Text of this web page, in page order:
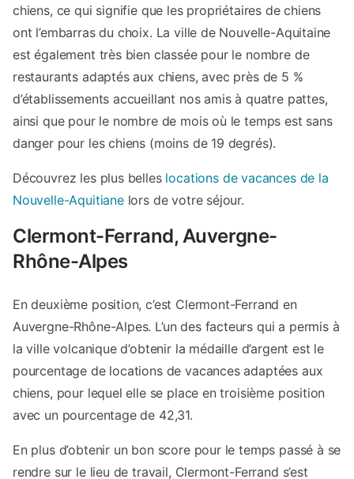
chiens, ce qui signifie que les propriétaires de chiens
ont l’embarras du choix. La ville de Nouvelle-Aquitaine
est également très bien classée pour le nombre de
restaurants adaptés aux chiens, avec près de 5 %
d’établissements accueillant nos amis à quatre pattes,
ainsi que pour le nombre de mois où le temps est sans
danger pour les chiens (moins de 19 degrés).
Découvrez les plus belles locations de vacances de la
Nouvelle-Aquitianelors de votre séjour.
Clermont-Ferrand, Auvergne-
Rhône-Alpes
En deuxième position, c’est Clermont-Ferrand en
Auvergne-Rhône-Alpes. L’un des facteurs qui a permis à
la ville volcanique d’obtenir la médaille d’argent est le
pourcentage de locations de vacances adaptées aux
chiens, pour lequel elle se place en troisième position
avec un pourcentage de 42,31.
En plus d’obtenir un bon score pour le temps passé à se
rendre sur le lieu de travail, Clermont-Ferrand s’est